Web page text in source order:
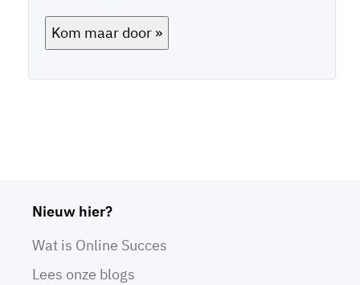
Kom maar door »
Nieuw hier?
Wat is Online Succes
Lees onze blogs